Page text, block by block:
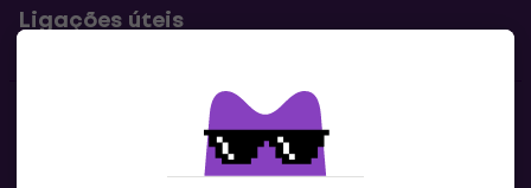
Ligações úteis
Contatos